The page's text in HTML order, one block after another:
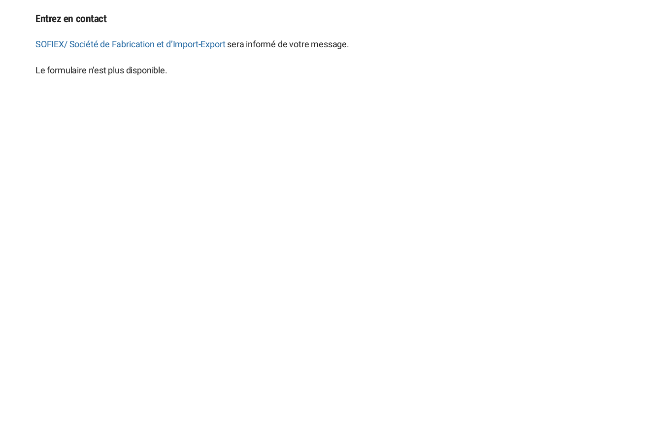
Entrez en contact
SOFIEX/ Société de Fabrication et d’Import-Exportsera informé de votre message.
Le formulaire n’est plus disponible.